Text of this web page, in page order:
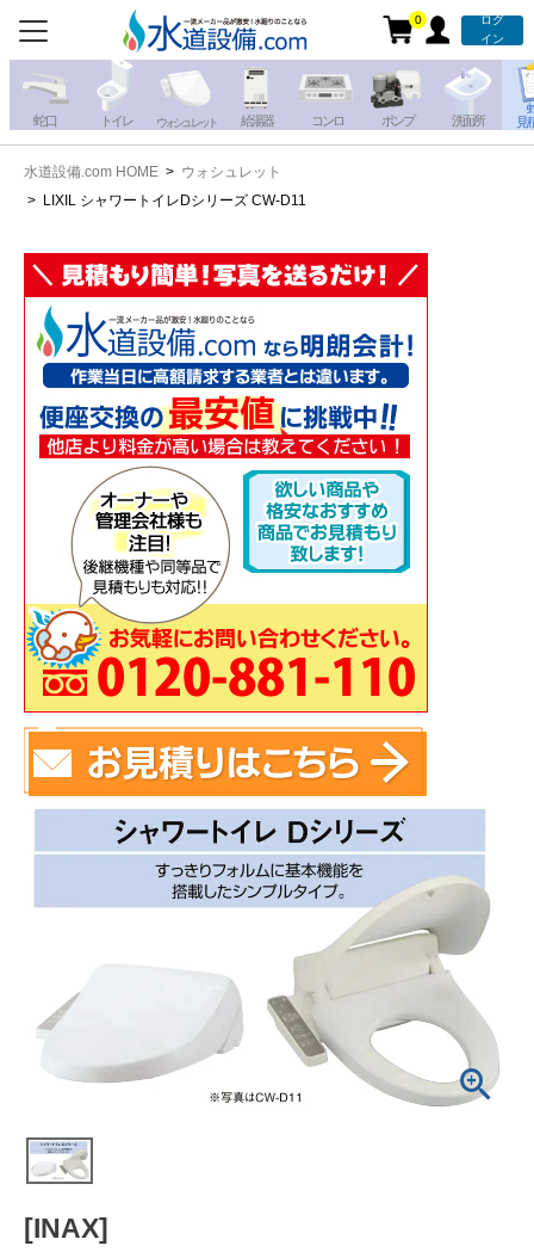
0
ログ
イン
蛇 口 トイレ ウォシュレット 給湯器 コンロ ポンプ 洗面所
見
お電話での注文・お見積も
承っております!!
携帯電話から
写真を送る
iPhone・iPadから
写真を送る
トイレ
ウォシュレッ
給湯器 コンロ
ポンプ 洗面台
蛇口（水栓）の交換はこちら
トイレ（便器）の交換はこちら
ウォシュレットなどの交換はこちら
ガスコンロの交換はこちら
工事について
工事エリア
給湯器見積もりフォーム
水道設備.com HOME
ウォシュレット
LIXIL シャワートイレDシリーズ CW-D11
[INAX]